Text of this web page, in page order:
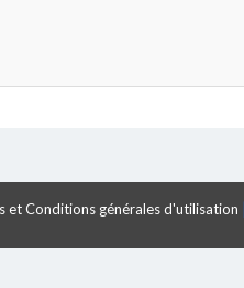
et Conditions générales d'utilisation